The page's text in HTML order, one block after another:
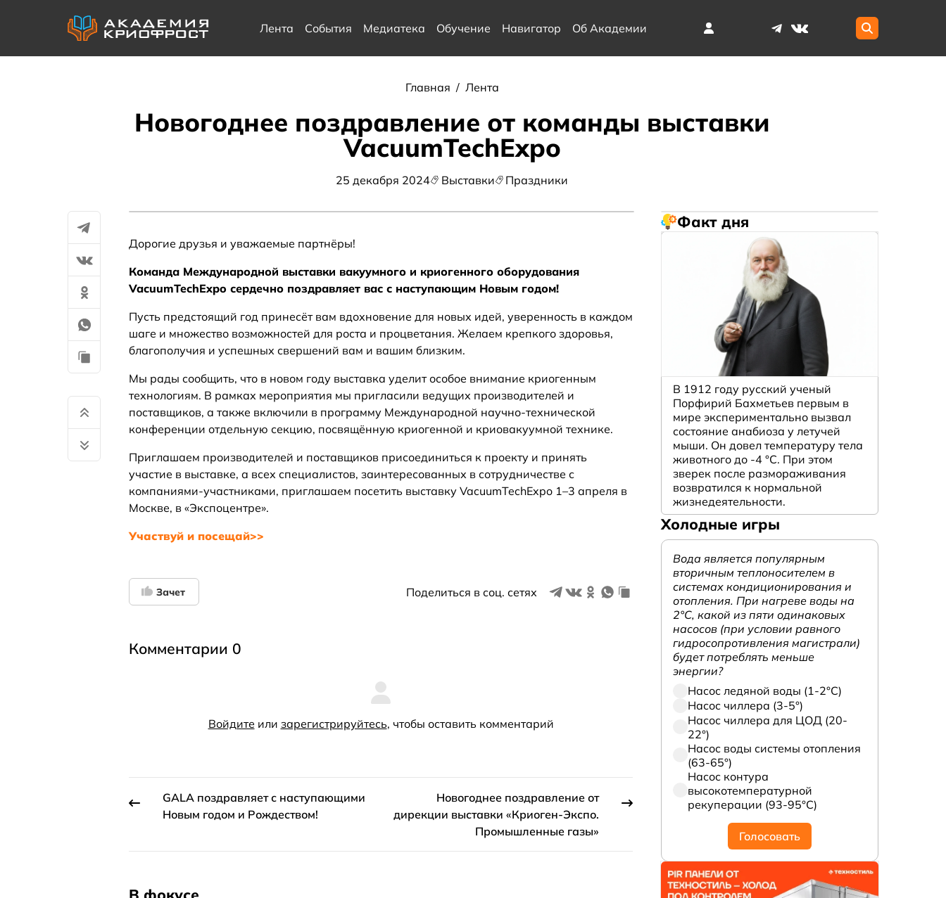
Лента События Медиатека Обучение Навигатор Об Академии
Главная / Лента
Новогоднее поздравление от команды выставки
VacuumTechExpo
25 декабря 2024 Выставки Праздники
Дорогие друзья и уважаемые партнёры!
Команда Международной выставки вакуумного и криогенного оборудования
VacuumTechExpo сердечно поздравляет вас с наступающим Новым годом!
Пусть предстоящий год принесёт вам вдохновение для новых идей, уверенность в каждом
шаге и множество возможностей для роста и процветания. Желаем крепкого здоровья,
благополучия и успешных свершений вам и вашим близким.
Мы рады сообщить, что в новом году выставка уделит особое внимание криогенным
технологиям. В рамках мероприятия мы пригласили ведущих производителей и
поставщиков, а также включили в программу Международной научно-технической
конференции отдельную секцию, посвящённую криогенной и криовакуумной технике.
Приглашаем производителей и поставщиков присоединиться к проекту и принять
участие в выставке, а всех специалистов, заинтересованных в сотрудничестве с
компаниями-участниками, приглашаем посетить выставку VacuumTechExpo 1–3 апреля в
Москве, в «Экспоцентре».
Участвуй и посещай>>
Зачет Поделиться в соц. сетях
Комментарии 0
Войдите или зарегистрируйтесь, чтобы оставить комментарий
GALA поздравляет с наступающими
Новым годом и Рождеством!
Новогоднее поздравление от
дирекции выставки «Криоген-Экспо.
Промышленные газы»
Факт дня
В 1912 году русский ученый
Порфирий Бахметьев первым в
мире экспериментально вызвал
состояние анабиоза у летучей
мыши. Он довел температуру тела
животного до -4 °C. При этом
зверек после размораживания
возвратился к нормальной
жизнедеятельности.
Холодные игры
Вода является популярным
вторичным теплоносителем в
системах кондиционирования и
отопления. При нагреве воды на
2°С, какой из пяти одинаковых
насосов (при условии равного
гидросопротивления магистрали)
будет потреблять меньше
энергии?
Насос ледяной воды (1-2°С)
Насос чиллера (3-5°)
Насос чиллера для ЦОД (20-
22°)
Насос воды системы отопления
(63-65°)
Насос контура
высокотемпературной
рекуперации (93-95°С)
Голосовать